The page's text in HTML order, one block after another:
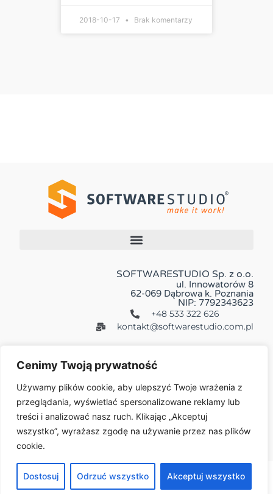
Cenimy Twoją prywatność
Używamy plików cookie, aby ulepszyć Twoje wrażenia z
przeglądania, wyświetlać spersonalizowane reklamy lub
treści i analizować nasz ruch. Klikając „Akceptuj
wszystko”, wyrażasz zgodę na używanie przez nas plików
cookie.
Dostosuj Odrzuć wszystko Akceptuj wszystko
2018-10-17 Brak komentarzy
SOFTWARESTUDIO Sp. z o.o.
ul. Innowatorów 8
62-069 Dąbrowa k. Poznania
NIP: 7792343623
+48 533 322 626
kontakt@softwarestudio.com.pl
Więcej: